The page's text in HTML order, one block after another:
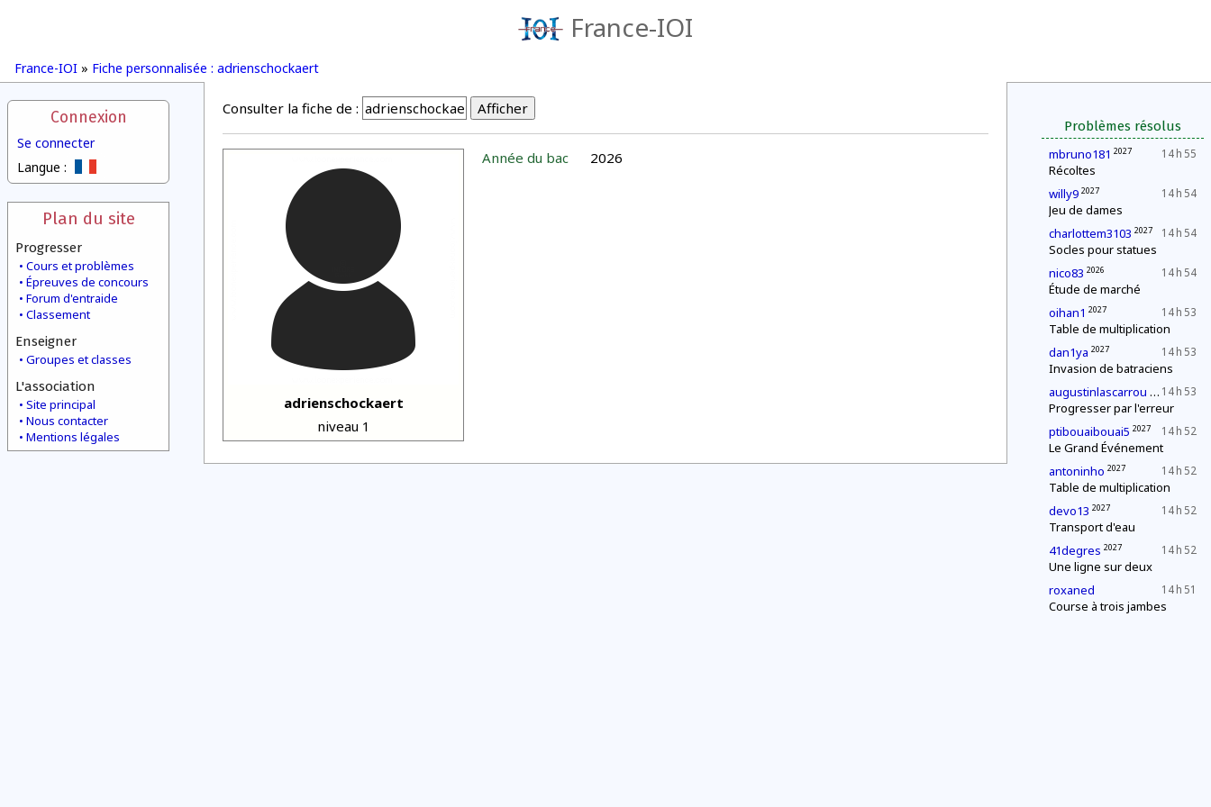
France-IOI
France-IOI » Fiche personnalisée : adrienschockaert
Connexion
Se connecter
Langue :
Plan du site
Progresser
Cours et problèmes
Épreuves de concours
Forum d'entraide
Classement
Enseigner
Groupes et classes
L'association
Site principal
Nous contacter
Mentions légales
Problèmes résolus
14 h 55
mbruno181 2027
Récoltes
14 h 54
willy9 2027
Jeu de dames
14 h 54
charlottem3103 2027
Socles pour statues
14 h 54
nico83 2026
Étude de marché
14 h 53
oihan1 2027
Table de multiplication
14 h 53
dan1ya 2027
Invasion de batraciens
14 h 53
augustinlascarrou 2027
Progresser par l'erreur
14 h 52
ptibouaibouai5 2027
Le Grand Événement
14 h 52
antoninho 2027
Table de multiplication
14 h 52
devo13 2027
Transport d'eau
14 h 52
41degres 2027
Une ligne sur deux
14 h 51
roxaned
Course à trois jambes
Consulter la fiche de :
adrienschockaert
niveau 1
Année du bac 2026